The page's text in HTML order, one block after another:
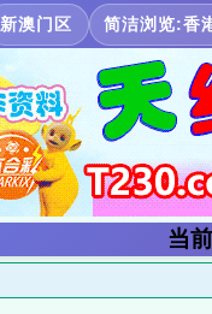
新澳门区 简洁浏览:香
当